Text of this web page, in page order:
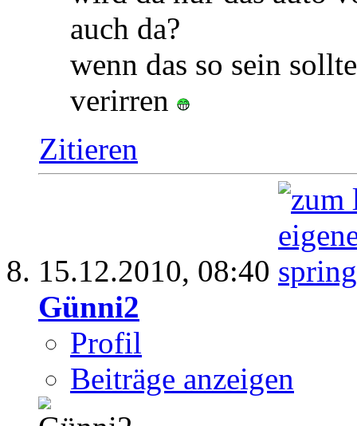
auch da?
wenn das so sein
verirren
Zitieren
15.12.2010, 08:40
Günni2
Profil
Beiträge anzeigen